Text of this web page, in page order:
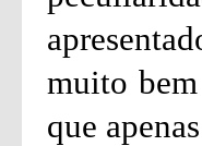
muito
que